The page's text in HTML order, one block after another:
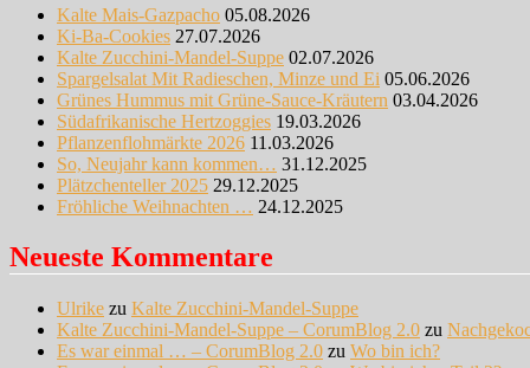
Kalte Mais-Gazpacho 05.08.2026
Ki-Ba-Cookies 27.07.2026
Kalte Zucchini-Mandel-Suppe 02.07.2026
Spargelsalat Mit Radieschen, Minze und Ei 05.06.2026
Grünes Hummus mit Grüne-Sauce-Kräutern 03.04.2026
Südafrikanische Hertzoggies 19.03.2026
Pflanzenflohmärkte 2026 11.03.2026
So, Neujahr kann kommen… 31.12.2025
Plätzchenteller 2025 29.12.2025
Fröhliche Weihnachten … 24.12.2025
Neueste Kommentare
Ulrike zu Kalte Zucchini-Mandel-Suppe
Kalte Zucchini-Mandel-Suppe – CorumBlog 2.0 zu
Es war einmal … – CorumBlog 2.0 zu Wo bin ich?